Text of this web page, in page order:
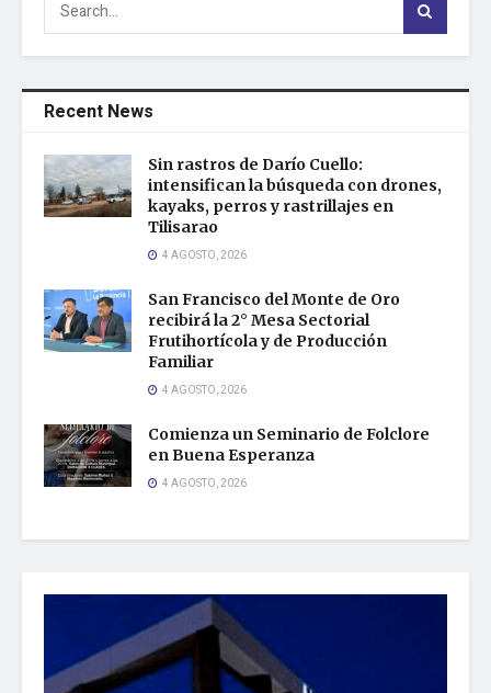
Recent News
Sin rastros de Darío Cuello:
intensifican la búsqueda con drones,
kayaks, perros y rastrillajes en
Tilisarao
4 AGOSTO, 2026
San Francisco del Monte de Oro
recibirá la 2° Mesa Sectorial
Frutihortícola y de Producción
Familiar
4 AGOSTO, 2026
Comienza un Seminario de Folclore
en Buena Esperanza
4 AGOSTO, 2026